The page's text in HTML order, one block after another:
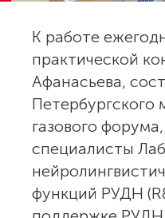
К работе
практической
Афанасьева,
газового
специалисты
функций РУДН